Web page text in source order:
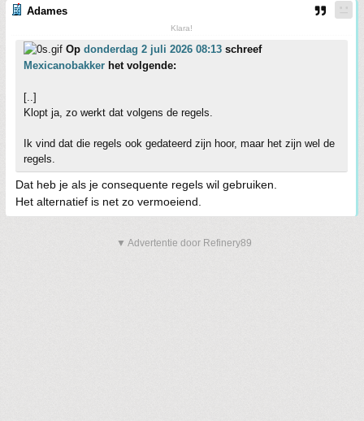
Adames
Klara!
Op donderdag 2 juli 2026 08:13 schreef
Mexicanobakker het volgende:
[..]
Klopt ja, zo werkt dat volgens de regels.
Ik vind dat die regels ook gedateerd zijn hoor, maar het zijn wel de
regels.
Dat heb je als je consequente regels wil gebruiken.
Het alternatief is net zo vermoeiend.
▼ Advertentie door Refinery89